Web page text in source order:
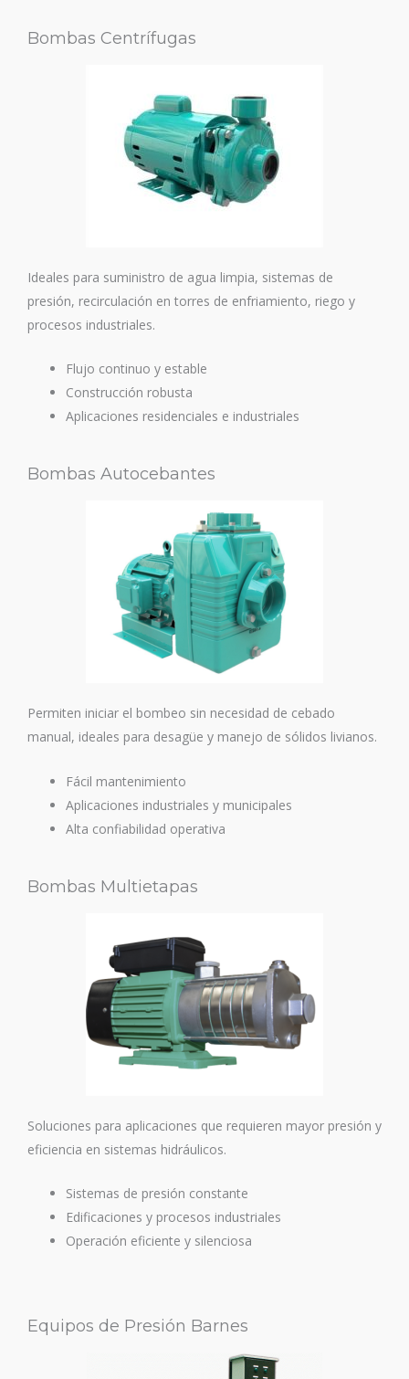
Bombas Centrífugas
Ideales para suministro de agua limpia, sistemas de
presión, recirculación en torres de enfriamiento, riego y
procesos industriales.
Flujo continuo y estable
Construcción robusta
Aplicaciones residenciales e industriales
Bombas Autocebantes
Permiten iniciar el bombeo sin necesidad de cebado
manual, ideales para desagüe y manejo de sólidos livianos.
Fácil mantenimiento
Aplicaciones industriales y municipales
Alta confiabilidad operativa
Bombas Multietapas
Soluciones para aplicaciones que requieren mayor presión y
eficiencia en sistemas hidráulicos.
Sistemas de presión constante
Edificaciones y procesos industriales
Operación eficiente y silenciosa
Equipos de Presión Barnes